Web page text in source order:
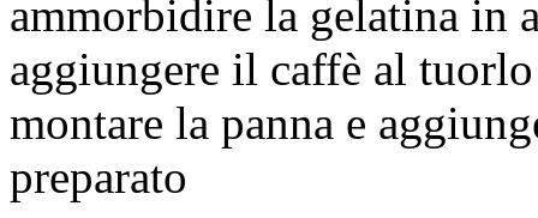
ammorbidire la gelatina in
aggiungere il caffè al
montare la panna e
preparato